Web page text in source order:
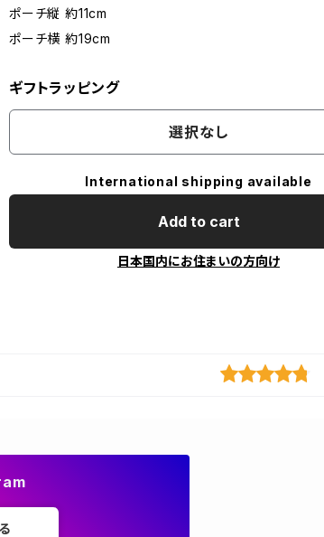
ポーチ縦 約11cm
ポーチ横 約19cm
ギフトラッピング
選択なし
International shipping available
Add to cart
日本国内にお住まいの方向け